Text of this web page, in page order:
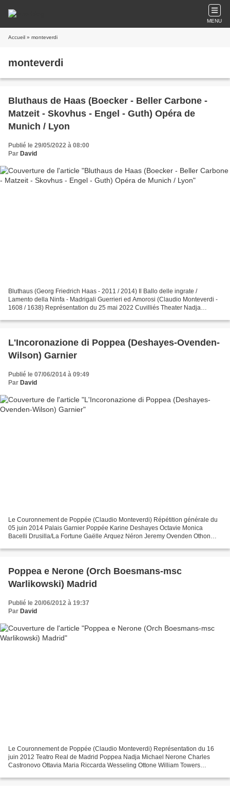
MENU
Accueil » monteverdi
monteverdi
Bluthaus de Haas (Boecker - Beller Carbone -
Matzeit - Skovhus - Engel - Guth) Opéra de
Munich / Lyon
Publié le 29/05/2022 à 08:00
Par David
Bluthaus (Georg Friedrich Haas - 2011 / 2014) Il Ballo delle ingrate /
Lamento della Ninfa - Madrigali Guerrieri ed Amorosi (Claudio Monteverdi -
1608 / 1638) Représentation du 25 mai 2022 Cuvilliés Theater Nadja
L'Incoronazione di Poppea (Deshayes-Ovenden-
Wilson) Garnier
Publié le 07/06/2014 à 09:49
Par David
Le Couronnement de Poppée (Claudio Monteverdi) Répétition générale du
05 juin 2014 Palais Garnier Poppée Karine Deshayes Octavie Monica
Bacelli Drusilla/La Fortune Gaëlle Arquez Néron Jeremy Ovenden Othon
Poppea e Nerone (Orch Boesmans-msc
Warlikowski) Madrid
Publié le 20/06/2012 à 19:37
Par David
Le Couronnement de Poppée (Claudio Monteverdi) Représentation du 16
juin 2012 Teatro Real de Madrid Poppea Nadja Michael Nerone Charles
Castronovo Ottavia Maria Riccarda Wesseling Ottone William Towers